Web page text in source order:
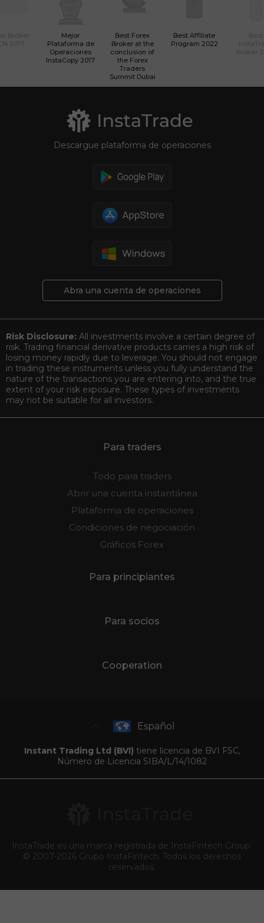
Mejor
Plataforma de
Operaciones
InstaCopy 2017
Best Forex
Broker at the
conclusion of
the Forex
Traders
Summit Dubai
Best Affiliate
Program 2022
Descargue plataforma de operaciones
Abra una cuenta de operaciones
Risk Disclosure: All investments involve a certain degree of
risk. Trading financial derivative products carries a high risk of
losing money rapidly due to leverage. You should not engage
in trading these instruments unless you fully understand the
nature of the transactions you are entering into, and the true
extent of your risk exposure. These types of investments
may not be suitable for all investors.
Para traders
Todo para traders
Abrir una cuenta instantánea
Plataforma de operaciones
Condiciones de negociación
Gráficos Forex
Para principiantes
Para socios
Cooperation
Español
Instant Trading Ltd (BVI) tiene licencia de BVI FSC,
Número de Licencia SIBA/L/14/1082
InstaTrade es una marca registrada de InstaFintech Group.
© 2007-2026 Grupo InstaFintech. Todos los derechos
reservados.